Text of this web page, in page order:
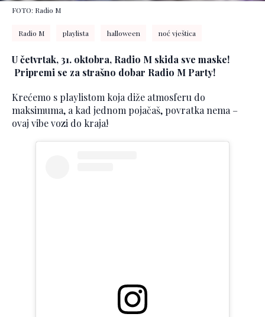
FOTO: Radio M
Radio M playlista halloween noć vještica
U četvrtak, 31. oktobra, Radio M skida sve maske!
Pripremi se za strašno dobar Radio M Party!
Krećemo s playlistom koja diže atmosferu do
maksimuma, a kad jednom pojačaš, povratka nema –
ovaj vibe vozi do kraja!